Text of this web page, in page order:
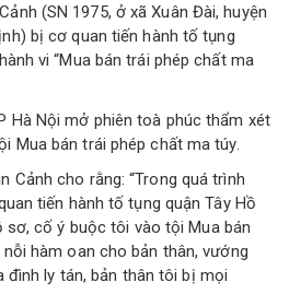
(SN 1975, ở xã Xuân Đài, huyện
bị cơ quan tiến hành tố tụng
vi “Mua bán trái phép chất ma
Hà Nội mở phiên toà phúc thẩm xét
Mua bán trái phép chất ma túy.
Cảnh cho rằng: “Trong quá trình
tiến hành tố tụng quận Tây Hồ
cố ý buộc tôi vào tội Mua bán
hàm oan cho bản thân, vướng
đình ly tán, bản thân tôi bị mọi